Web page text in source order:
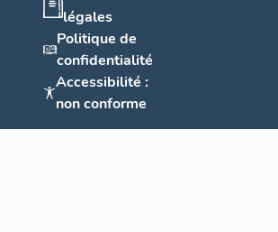
légales
Politique de
confidentialité
Accessibilité :
non conforme